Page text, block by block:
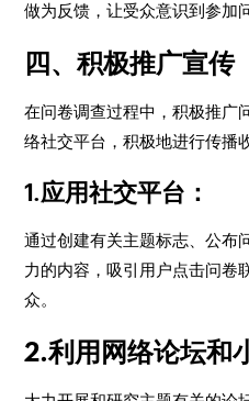
做为反馈，让受众意识到参加
四、积极推广宣传
在问卷调查过程中，积极推广
络社交平台，积极地进行传播
1.应用社交平台：
通过创建有关主题标志、公布
力的内容，吸引用户点击问卷
众。
2.利用网络论坛和